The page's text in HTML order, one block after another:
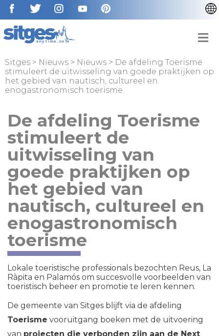
CATALÀ
ESPAÑOL
FRANÇAIS
Sitges > Nieuws > Nieuws > De afdeling Toerisme
stimuleert de uitwisseling van goede praktijken op
het gebied van nautisch, cultureel en
enogastronomisch toerisme
De afdeling Toerisme
stimuleert de
uitwisseling van
goede praktijken op
het gebied van
nautisch, cultureel en
enogastronomisch
toerisme
Lokale toeristische professionals bezochten Reus, La
Ràpita en Palamós om succesvolle voorbeelden van
toeristisch beheer en promotie te leren kennen.
De gemeente van Sitges blijft via de afdeling
Toerisme vooruitgang boeken met de uitvoering
van projecten die verbonden zijn aan de Next